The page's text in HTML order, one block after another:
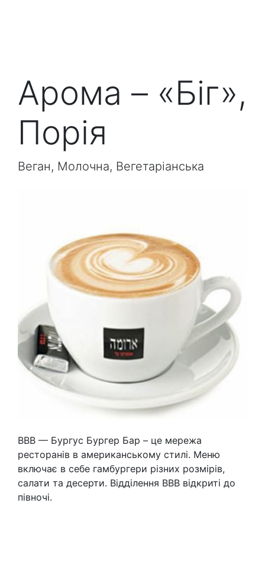
Арома – «Біг»,
Порія
Веган, Молочна, Вегетаріанська
BBB — Бургус Бургер Бар – це мережа
ресторанів в американському стилі. Меню
включає в себе гамбургери різних розмірів,
салати та десерти. Відділення BBB відкриті до
півночі.